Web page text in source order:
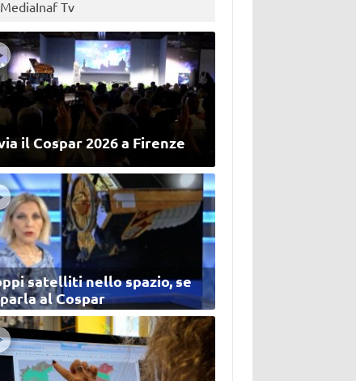
Tv
il Cospar 2026 a Firenze
satelliti nello spazio, se
al Cospar